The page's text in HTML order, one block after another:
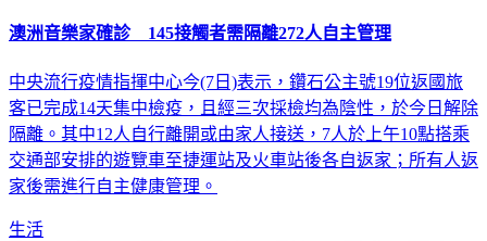
澳洲音樂家確診 145接觸者需隔離272人自主管理
中央流行疫情指揮中心今(7日)表示，鑽石公主號19位返國旅
客已完成14天集中檢疫，且經三次採檢均為陰性，於今日解除
隔離。其中12人自行離開或由家人接送，7人於上午10點搭乘
交通部安排的遊覽車至捷運站及火車站後各自返家；所有人返
家後需進行自主健康管理。
生活